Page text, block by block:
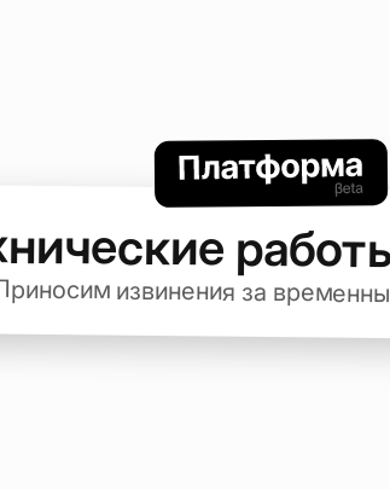
извинения за